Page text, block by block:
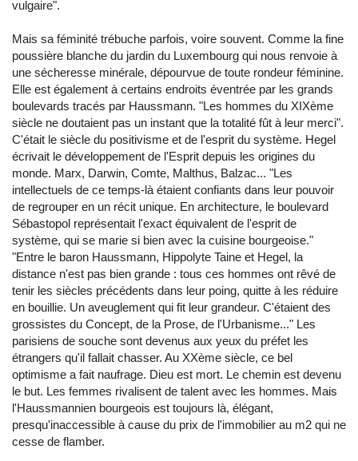
vulgaire".
Mais sa féminité trébuche parfois, voire souvent. Comme la fine
poussière blanche du jardin du Luxembourg qui nous renvoie à
une sécheresse minérale, dépourvue de toute rondeur féminine.
Elle est également à certains endroits éventrée par les grands
boulevards tracés par Haussmann. "Les hommes du XIXème
siècle ne doutaient pas un instant que la totalité fût à leur merci".
C'était le siècle du positivisme et de l'esprit du système. Hegel
écrivait le développement de l'Esprit depuis les origines du
monde. Marx, Darwin, Comte, Malthus, Balzac... "Les
intellectuels de ce temps-là étaient confiants dans leur pouvoir
de regrouper en un récit unique. En architecture, le boulevard
Sébastopol représentait l'exact équivalent de l'esprit de
système, qui se marie si bien avec la cuisine bourgeoise."
"Entre le baron Haussmann, Hippolyte Taine et Hegel, la
distance n'est pas bien grande : tous ces hommes ont rêvé de
tenir les siècles précédents dans leur poing, quitte à les réduire
en bouillie. Un aveuglement qui fit leur grandeur. C'étaient des
grossistes du Concept, de la Prose, de l'Urbanisme..." Les
parisiens de souche sont devenus aux yeux du préfet les
étrangers qu'il fallait chasser. Au XXème siècle, ce bel
optimisme a fait naufrage. Dieu est mort. Le chemin est devenu
le but. Les femmes rivalisent de talent avec les hommes. Mais
l'Haussmannien bourgeois est toujours là, élégant,
presqu'inaccessible à cause du prix de l'immobilier au m2 qui ne
cesse de flamber.